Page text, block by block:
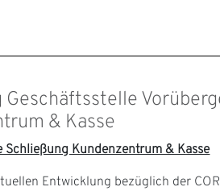
Geschäftsstelle
& Kasse
Schließung Kundenzentrum & Kasse
Entwicklung bezüglich der